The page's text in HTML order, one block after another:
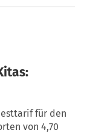
für den
von 4,70